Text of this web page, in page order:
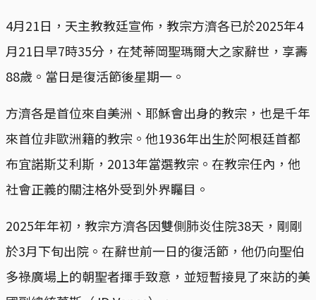
4月21日，天主教教廷宣佈，教宗方濟各已於2025年4
月21日早7時35分，在梵蒂岡聖瑪爾大之家辭世，享壽
88歲。當日是復活節後星期一。
方濟各是首位來自美洲、耶穌會出身的教宗，也是千年
來首位非歐洲籍的教宗。他1936年出生於阿根廷首都
布宜諾斯艾利斯，2013年當選教宗。在教宗任內，他
社會正義的關注格外受到外界矚目。
2025年年初，教宗方濟各因雙側肺炎住院38天，剛剛
於3月下旬出院。在辭世前一日的復活節，他仍向聖伯
多祿廣場上的朝聖者揮手致意，並短暫接見了來訪的美